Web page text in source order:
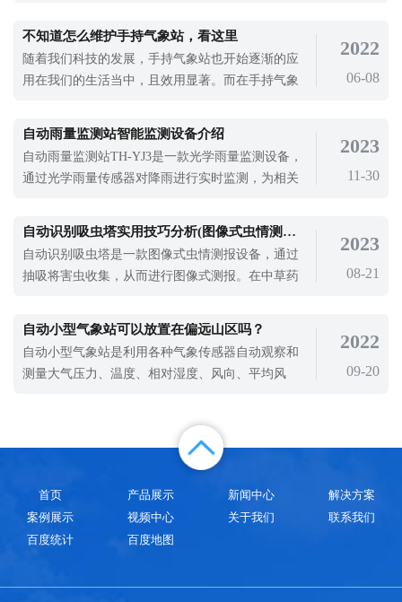
不知道怎么维护手持气象站，看这里
随着我们科技的发展，手持气象站也开始逐渐的应
用在我们的生活当中，且效用显著。而在手持气象
准确性和损坏程度。现在手持式气象站在维护保养
整站、确保全部测量的完整性和技术安全工作等多
方面具有许多问题。因而，我们可以从下
2022
06-08
自动雨量监测站智能监测设备介绍
自动雨量监测站TH-YJ3是一款光学雨量监测设备，
通过光学雨量传感器对降雨进行实时监测，为相关
对水生生物产生影响。所以暴雨是一种常见的极端
气象事件，会在很多方面影响环境。为避免这些影
响，全社会需要加强环境保护和预防措施的
2023
11-30
自动识别吸虫塔实用技巧分析(图像式虫情测报工具)
自动识别吸虫塔是一款图像式虫情测报设备，通过
抽吸将害虫收集，从而进行图像式测报。在中草药
最常用的方法。由于成本低，具有一定的防治效
果，广泛应用于中草药的栽培中。但是在防治之
前，需要对虫情进行精准监测，为防治提供数
2023
08-21
自动小型气象站可以放置在偏远山区吗？
自动小型气象站是利用各种气象传感器自动观察和
测量大气压力、温度、相对湿度、风向、平均风
通信发送到中央气象台。那么，自动小型气象站可
以放置在偏远山区吗？在一些偏远地区，由于供电
2022
09-20
首页 产品展示 新闻中心
解决方案
案例展示
视频中心 关于我们
联系我们
百度统计
百度地图